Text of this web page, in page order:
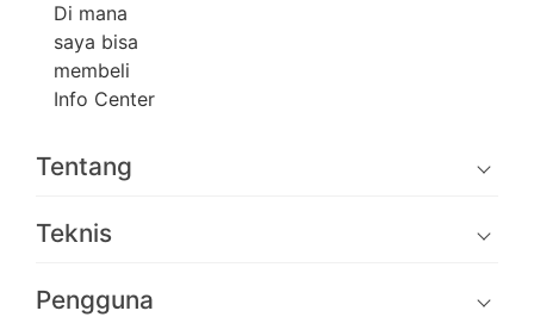
Di mana
saya bisa
membeli
Info Center
Tentang
Teknis
Pengguna